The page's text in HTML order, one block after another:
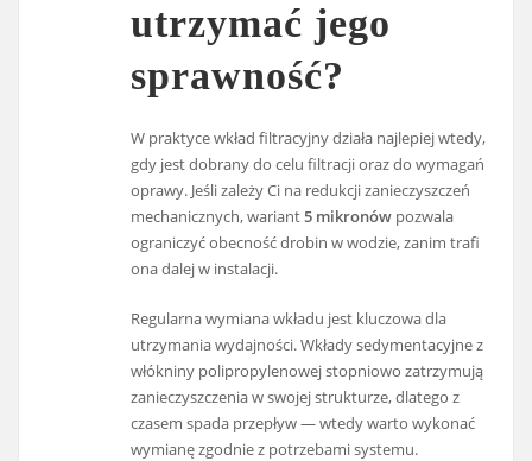
utrzymać jego
sprawność?
W praktyce wkład filtracyjny działa najlepiej wtedy,
gdy jest dobrany do celu filtracji oraz do wymagań
oprawy. Jeśli zależy Ci na redukcji zanieczyszczeń
mechanicznych, wariant5 mikronów pozwala
ograniczyć obecność drobin w wodzie, zanim trafi
ona dalej w instalacji.
Regularna wymiana wkładu jest kluczowa dla
utrzymania wydajności. Wkłady sedymentacyjne z
włókniny polipropylenowej stopniowo zatrzymują
zanieczyszczenia w swojej strukturze, dlatego z
czasem spada przepływ — wtedy warto wykonać
wymianę zgodnie z potrzebami systemu.